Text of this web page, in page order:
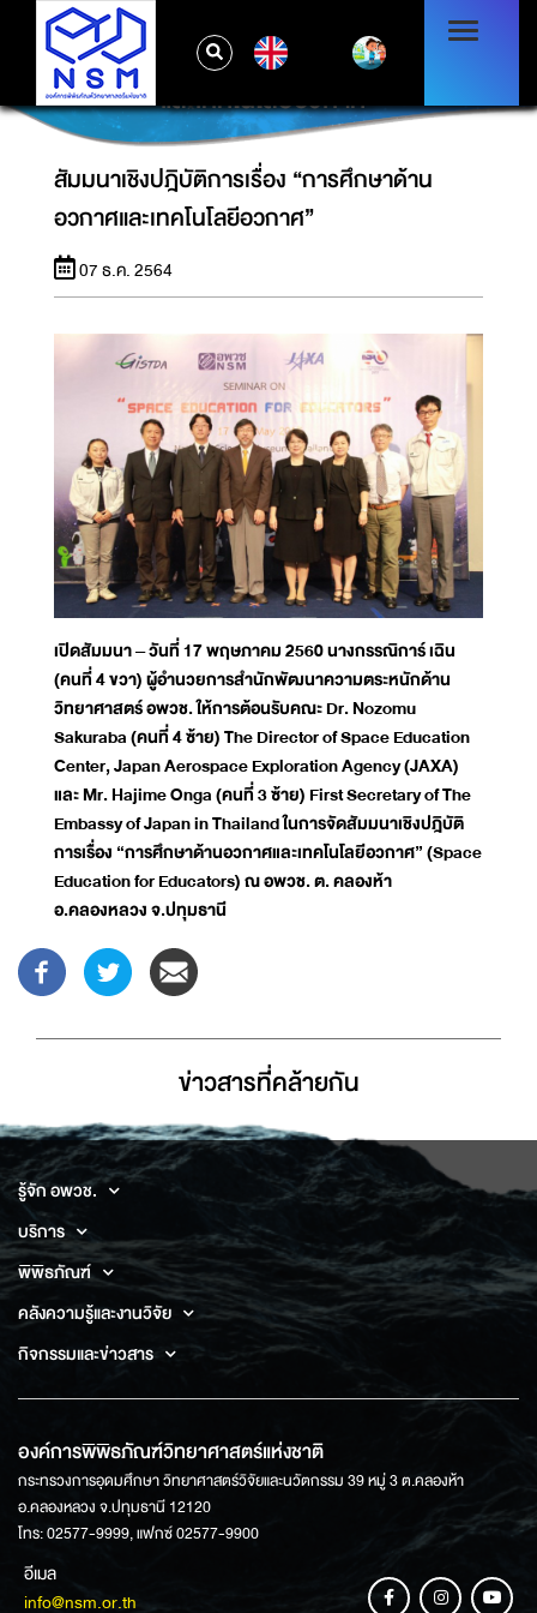
สัมมนาเชิงปฎิบัติการเรื่อง “การศึกษาด้านอวกาศ
และเทคโนโลยีอวกาศ”
สัมมนาเชิงปฎิบัติการเรื่อง “การศึกษาด้าน
อวกาศและเทคโนโลยีอวกาศ”
07 ธ.ค. 2564
เปิดสัมมนา – วันที่ 17 พฤษภาคม 2560 นางกรรณิการ์ เฉิน
(คนที่ 4 ขวา) ผู้อำนวยการสำนักพัฒนาความตระหนักด้าน
วิทยาศาสตร์ อพวช. ให้การต้อนรับคณะ Dr. Nozomu
Sakuraba (คนที่ 4 ซ้าย) The Director of Space Education
Center, Japan Aerospace Exploration Agency (JAXA)
และ Mr. Hajime Onga (คนที่ 3 ซ้าย) First Secretary of The
Embassy of Japan in Thailand ในการจัดสัมมนาเชิงปฎิบัติ
การเรื่อง “การศึกษาด้านอวกาศและเทคโนโลยีอวกาศ” (Space
Education for Educators) ณ อพวช. ต. คลองห้า
อ.คลองหลวง จ.ปทุมธานี
ข่าวสารที่่คล้ายกัน
รู้จัก อพวช.
บริการ
พิพิธภัณฑ์
คลังความรู้และงานวิจัย
กิจกรรมและข่าวสาร
องค์การพิพิธภัณฑ์วิทยาศาสตร์แห่งชาติ
กระทรวงการอุดมศึกษา วิทยาศาสตร์วิจัยและนวัตกรรม 39 หมู่ 3 ต.คลองห้า
อ.คลองหลวง จ.ปทุมธานี 12120
โทร: 02577-9999, แฟกซ์ 02577-9900
อีเมล
info@nsm.or.th